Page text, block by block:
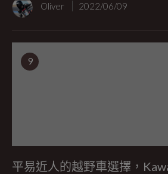
Oliver 2022/06/09
9
平易近人的越野車選擇，